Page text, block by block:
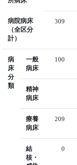
病院病床
（全区分
計）
309
病
床
分
類
一般
病床
100
精神
病床
療養
病床
209
結
核・
0